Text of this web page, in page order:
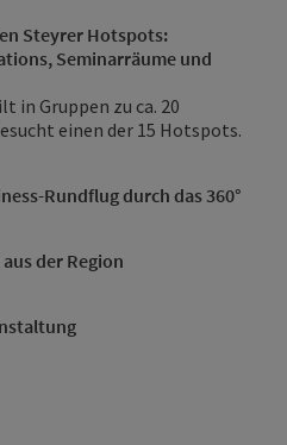
Steyrer Hotspots:
Seminarräume und
in Gruppen zu ca. 20
einen der 15 Hotspots.
Rundflug durch das 360°
der Region